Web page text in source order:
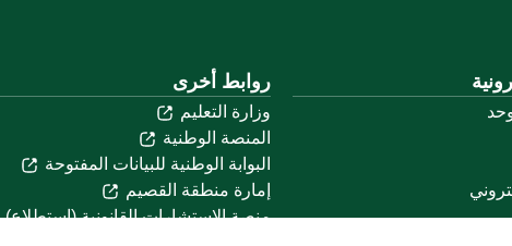
روابط أخرى
وزارة التعليم
المنصة الوطنية
البوابة الوطنية للبيانات المفتوحة
إمارة منطقة القصيم
منصة الاستشارات القانونية (استطلاع)